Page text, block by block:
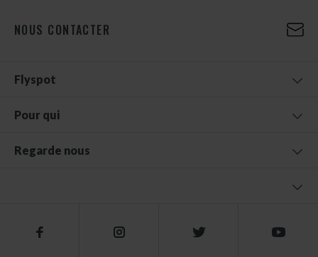
NOUS CONTACTER
Flyspot
Pour qui
Regarde nous